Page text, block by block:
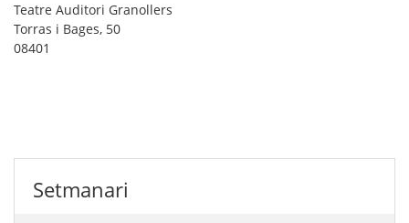
Teatre Auditori Granollers
Torras i Bages, 50
08401
Setmanari